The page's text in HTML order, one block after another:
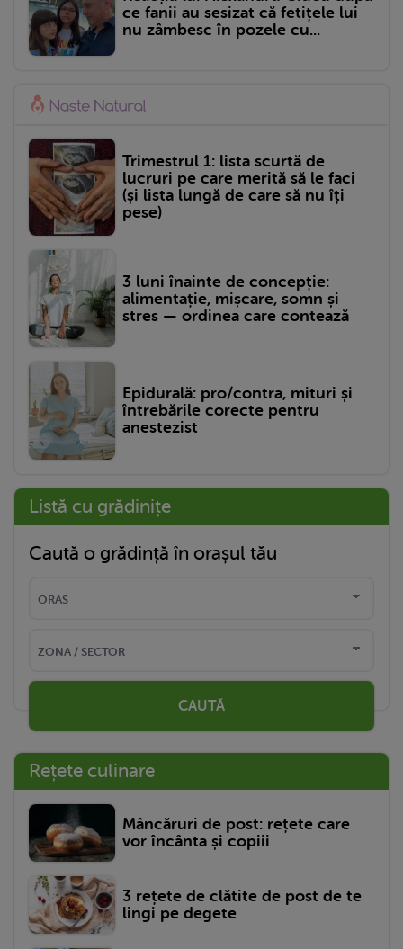
ce fanii au sesizat că fetițele lui
nu zâmbesc în pozele cu...
Trimestrul 1: lista scurtă de
lucruri pe care merită să le faci
(și lista lungă de care să nu îți
pese)
3 luni înainte de concepție:
alimentație, mișcare, somn și
stres — ordinea care contează
Epidurală: pro/contra, mituri și
întrebările corecte pentru
anestezist
Listă cu grădinițe
Caută o grădință în orașul tău
CAUTĂ
Rețete culinare
Mâncăruri de post: rețete care
vor încânta și copiii
3 rețete de clătite de post de te
lingi pe degete